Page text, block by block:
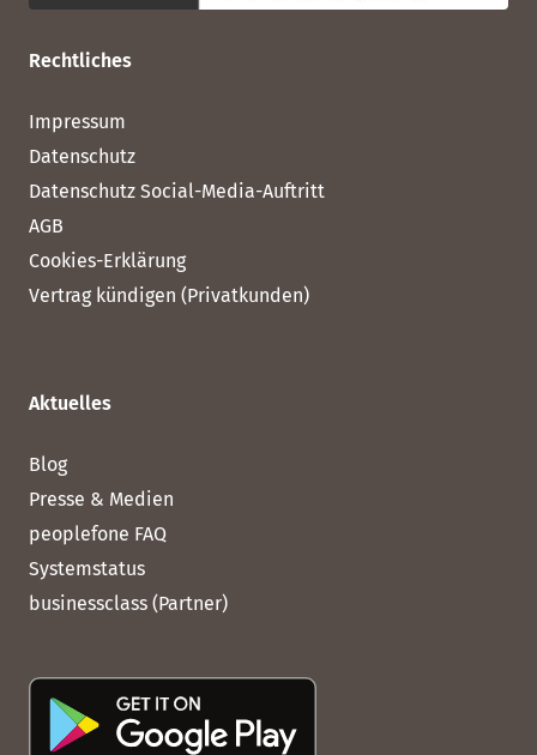
Rechtliches
Impressum
Datenschutz
Datenschutz Social-Media-Auftritt
AGB
Cookies-Erklärung
Vertrag kündigen (Privatkunden)
Aktuelles
Blog
Presse & Medien
peoplefone FAQ
Systemstatus
businessclass (Partner)